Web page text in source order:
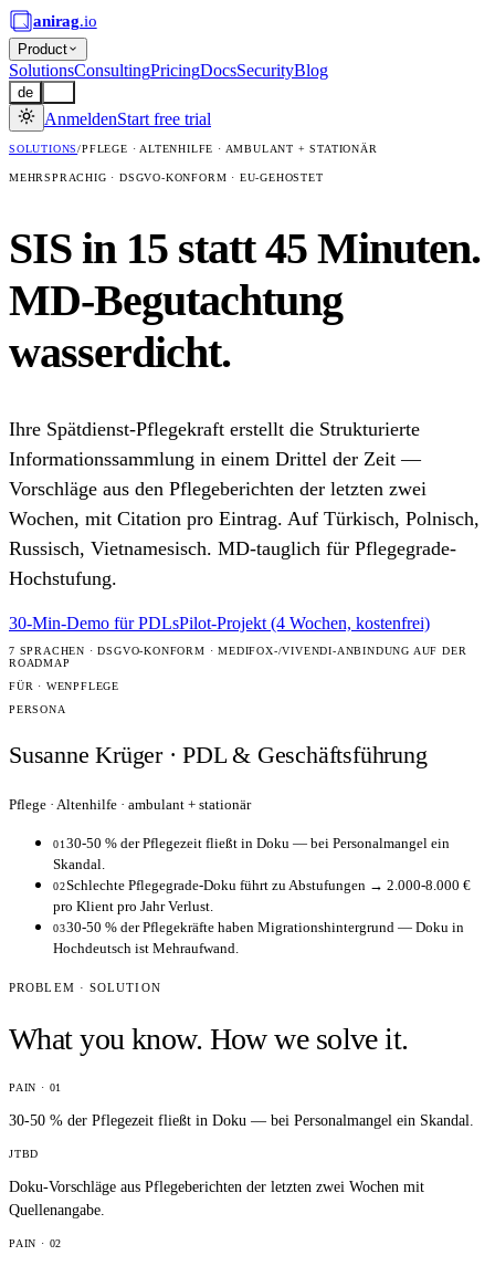
anirag.io
Product
SolutionsConsultingPricingDocsSecurityBlog
de
AnmeldenStart free trial
SOLUTIONS/PFLEGE · ALTENHILFE · AMBULANT + STATIONÄR
MEHRSPRACHIG · DSGVO-KONFORM · EU-GEHOSTET
SIS in 15 statt 45 Minuten.
MD-Begutachtung
wasserdicht.
Ihre Spätdienst-Pflegekraft erstellt die Strukturierte
Informationssammlung in einem Drittel der Zeit —
Vorschläge aus den Pflegeberichten der letzten zwei
Wochen, mit Citation pro Eintrag. Auf Türkisch, Polnisch,
Russisch, Vietnamesisch. MD-tauglich für Pflegegrade-
Hochstufung.
30-Min-Demo für PDLsPilot-Projekt (4 Wochen, kostenfrei)
7 SPRACHEN · DSGVO-KONFORM · MEDIFOX-/VIVENDI-ANBINDUNG AUF DER
ROADMAP
FÜR · WENPFLEGE
PERSONA
Susanne Krüger · PDL & Geschäftsführung
Pflege · Altenhilfe · ambulant + stationär
0130-50 % der Pflegezeit fließt in Doku — bei Personalmangel ein
Skandal.
02Schlechte Pflegegrade-Doku führt zu Abstufungen → 2.000-8.000 €
pro Klient pro Jahr Verlust.
0330-50 % der Pflegekräfte haben Migrationshintergrund — Doku in
Hochdeutsch ist Mehraufwand.
PROBLEM · SOLUTION
What you know. How we solve it.
PAIN · 01
30-50 % der Pflegezeit fließt in Doku — bei Personalmangel ein Skandal.
JTBD
Doku-Vorschläge aus Pflegeberichten der letzten zwei Wochen mit
Quellenangabe.
PAIN · 02